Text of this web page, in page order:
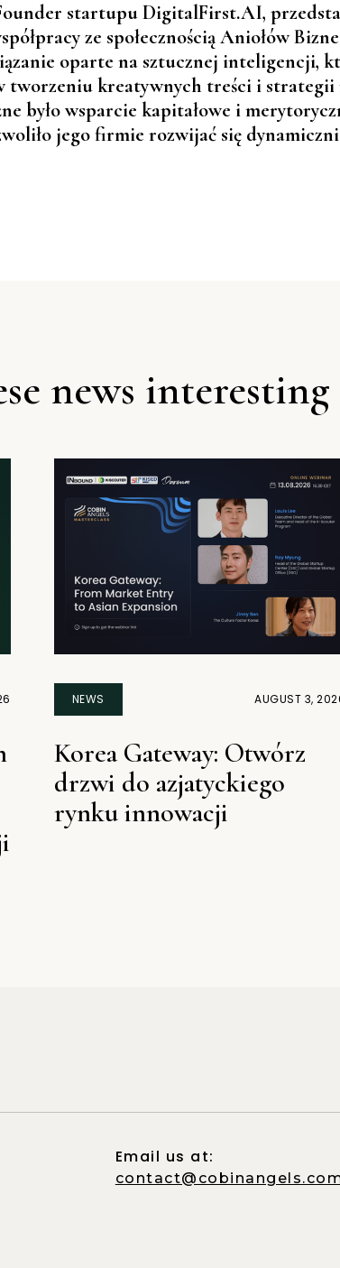
startupu DigitalFirst.AI,
ze społecznością Aniołów
oparte na sztucznej inteligencji,
tworzeniu kreatywnych treści i strategii
było wsparcie kapitałowe i
jego firmie rozwijać się
NEWS AUGUST 3,
Korea Gateway: Otwórz
drzwi do azjatyckiego
rynku innowacji
news interesting
Email us at: